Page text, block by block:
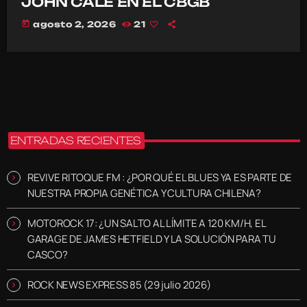
today agosto 2, 2026 21
ENTRADAS RECIENTES
REVIVE RITOQUE FM : ¿POR QUÉ EL BLUES YA ES PARTE DE
NUESTRA PROPIA GENÉTICA Y CULTURA CHILENA?
MOTOROCK 17: ¿UN SALTO AL LÍMITE A 120 KM/H, EL
GARAGE DE JAMES HETFIELD Y LA SOLUCIÓN PARA TU
CASCO?
ROCK NEWS EXPRESS 85 (29 julio 2026)